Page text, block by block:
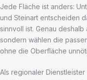
Jede Fläche ist anders:
und Steinart entscheiden
sinnvoll ist. Genau deshalb
sondern wählen die
ohne die Oberfläche
Als regionaler